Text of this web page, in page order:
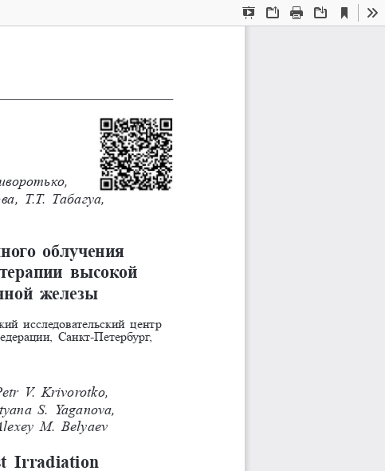
Presentation
OpenPrint Download
Current
View
Т.Т. Табагуа,
облучения
высокой
железы
исследовательский центр
Санкт-Петербург,
Petr V.  Krivorotko,
S.  Yaganova,
Alexey M.   Belyaev
Irradiation